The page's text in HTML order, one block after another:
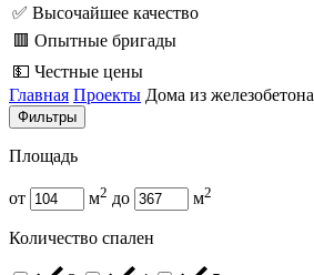
✅ Высочайшее качество
🟥 Опытные бригады
💵 Честные цены
Главная Проекты Дома из железобетона
Фильтры
Площадь
от м2 до м2
Количество спален